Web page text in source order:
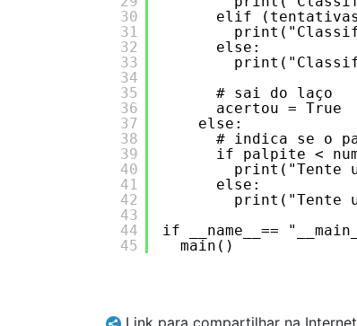
30
31
32
33
34
35
36
37
38
39
40
41
42
43
44
45
elif (tentativas
else:
# sai do laço
acertou = True
else:
# indica se o
if palpite <
print("Tente
else:
print("Tente
if __name__==
main()
Link para compartilhar na